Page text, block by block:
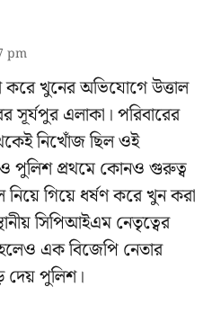
pm
করে খুনের অভিযোগে উত্তাল
সূর্যপুর এলাকা। পরিবারের
নিখোঁজ ছিল ওই
পুলিশ প্রথমে কোনও গুরুত্ব
নিয়ে গিয়ে ধর্ষণ করে খুন করা
সিপিআইএম নেতৃত্বের
হলেও এক বিজেপি নেতার
দেয় পুলিশ।